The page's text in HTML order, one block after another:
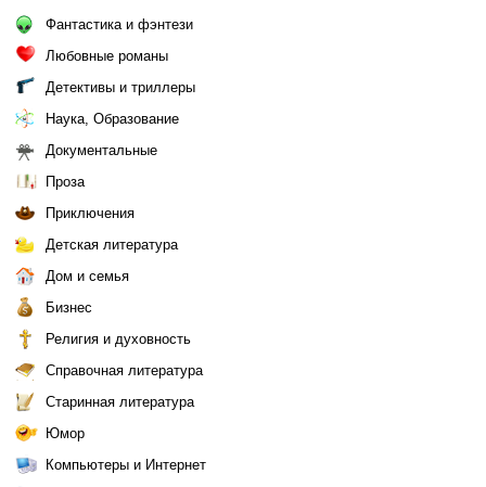
Фантастика и фэнтези
Любовные романы
Детективы и триллеры
Наука, Образование
Документальные
Проза
Приключения
Детская литература
Дом и семья
Бизнес
Религия и духовность
Справочная литература
Старинная литература
Юмор
Компьютеры и Интернет